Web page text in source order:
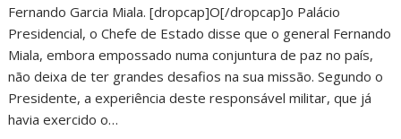
Fernando Garcia Miala. [dropcap]O[/dropcap]o Palácio
Presidencial, o Chefe de Estado disse que o general Fernando
Miala, embora empossado numa conjuntura de paz no país,
não deixa de ter grandes desafios na sua missão. Segundo o
Presidente, a experiência deste responsável militar, que já
havia exercido o…